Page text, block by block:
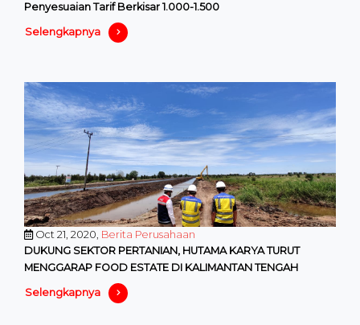
Penyesuaian Tarif Berkisar 1.000-1.500
Selengkapnya
Oct 21, 2020, Berita Perusahaan
DUKUNG SEKTOR PERTANIAN, HUTAMA KARYA TURUT
MENGGARAP FOOD ESTATE DI KALIMANTAN TENGAH
Selengkapnya